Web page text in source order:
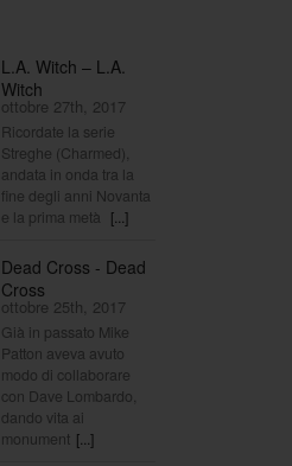
L.A. Witch – L.A.
Witch
ottobre 27th, 2017
Ricordate la serie
Streghe (Charmed),
andata in onda tra la
fine degli anni Novanta
e la prima metà [...]
Dead Cross - Dead
Cross
ottobre 25th, 2017
Già in passato Mike
Patton aveva avuto
modo di collaborare
con Dave Lombardo,
dando vita ai
monument [...]